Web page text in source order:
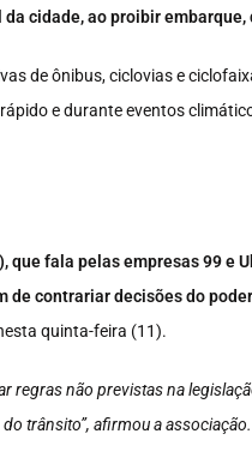
cidade, ao proibir
de ônibus, ciclovias e
e durante eventos
fala pelas empresas 99 e
de contrariar decisões do
quinta-feira (11).
regras não previstas na
trânsito”, afirmou a associação.